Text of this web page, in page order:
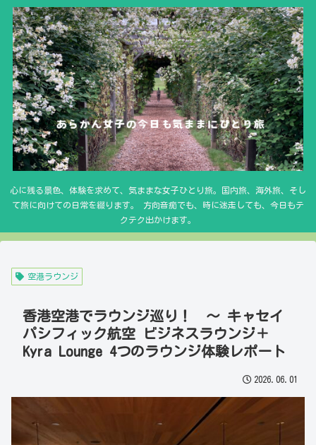
心に残る景色、体験を求めて、気ままな女子ひとり旅。国内旅、海外旅、そし
て旅に向けての日常を綴ります。 方向音痴でも、時に迷走しても、今日もテ
クテク出かけます。
空港ラウンジ
香港空港でラウンジ巡り！ ～ キャセイ
パシフィック航空 ビジネスラウンジ＋
Kyra Lounge 4つのラウンジ体験レポート
2026.06.01